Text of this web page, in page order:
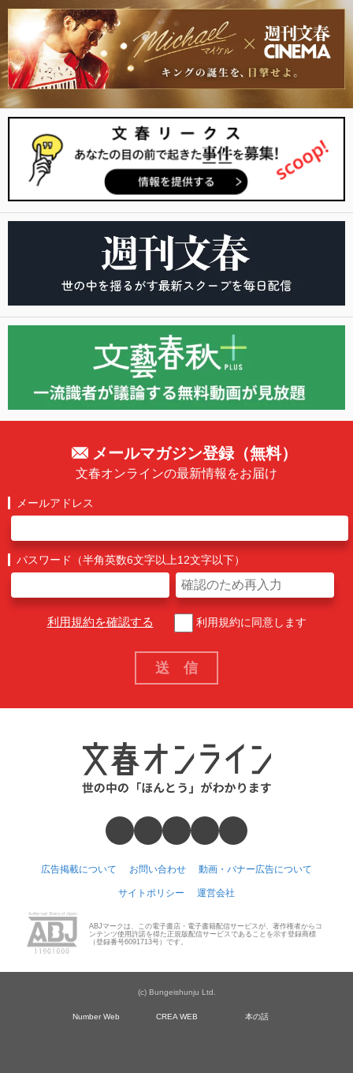
メールマガジン登録（無料）
文春オンラインの最新情報をお届け
メールアドレス
パスワード（半角英数6文字以上12文字以下）
利用規約を確認する 利用規約に同意します
広告掲載について お問い合わせ 動画・バナー広告について
サイトポリシー 運営会社
ABJマークは、この電子書店・電子書籍配信サービスが、著作権者からコ
ンテンツ使用許諾を得た正規版配信サービスであることを示す登録商標
（登録番号6091713号）です。
(c) Bungeishunju Ltd.
Number Web CREA WEB 本の話